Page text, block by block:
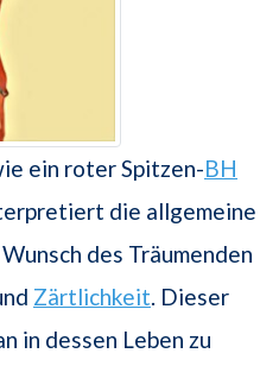
ein roter Spitzen-BH
die allgemeine
des Träumenden
Zärtlichkeit . Dieser
in dessen Leben zu